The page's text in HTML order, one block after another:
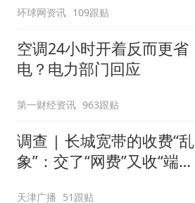
环球网资讯 109跟贴
空调24小时开着反而更省
电？电力部门回应
第一财经资讯 963跟贴
调查 | 长城宽带的收费“乱
象”：交了“网费”又收“端口
天津广播 51跟贴